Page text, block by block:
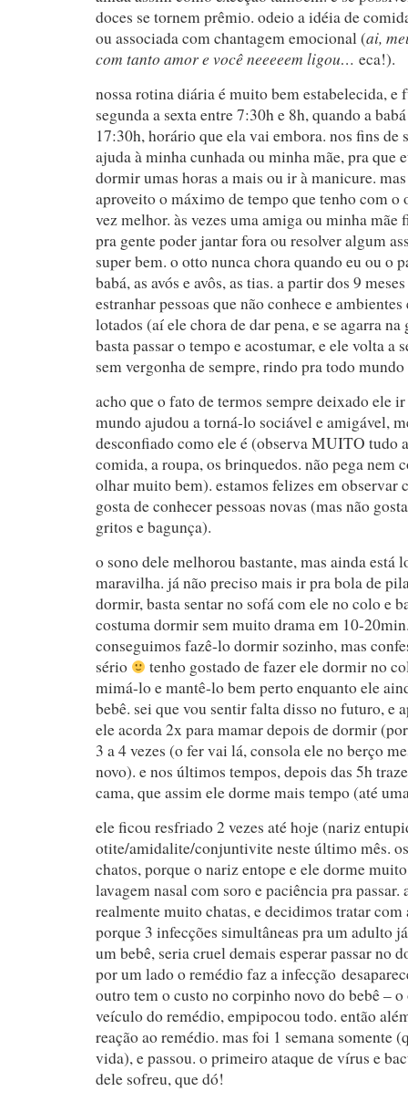
doces se tornem prêmio. odeio a idéia de
ou associada com chantagem emocional (ai,
com tanto amor e você neeeeem ligou… eca!).
nossa rotina diária é muito bem estabelecida, e
segunda a sexta entre 7:30h e 8h, quando a
17:30h, horário que ela vai embora. nos fins de
ajuda à minha cunhada ou minha mãe, pra que
dormir umas horas a mais ou ir à manicure.
aproveito o máximo de tempo que tenho com o
vez melhor. às vezes uma amiga ou minha mãe
pra gente poder jantar fora ou resolver algum
super bem. o otto nunca chora quando eu ou o
babá, as avós e avôs, as tias. a partir dos 9
estranhar pessoas que não conhece e
lotados (aí ele chora de dar pena, e se agarra
basta passar o tempo e acostumar, e ele volta a
sem vergonha de sempre, rindo pra todo
acho que o fato de termos sempre deixado ele
mundo ajudou a torná-lo sociável e amigável,
desconfiado como ele é (observa MUITO tudo
comida, a roupa, os brinquedos. não pega nem
olhar muito bem). estamos felizes em observar
gosta de conhecer pessoas novas (mas não
gritos e bagunça).
o sono dele melhorou bastante, mas ainda está
maravilha. já não preciso mais ir pra bola de
dormir, basta sentar no sofá com ele no colo e
costuma dormir sem muito drama em 10-
conseguimos fazê-lo dormir sozinho, mas
sério
tenho gostado de fazer ele dormir no
mimá-lo e mantê-lo bem perto enquanto ele
bebê. sei que vou sentir falta disso no futuro, e
ele acorda 2x para mamar depois de dormir
3 a 4 vezes (o fer vai lá, consola ele no berço
novo). e nos últimos tempos, depois das 5h
cama, que assim ele dorme mais tempo (até
ele ficou resfriado 2 vezes até hoje (nariz
otite/amidalite/conjuntivite neste último mês.
chatos, porque o nariz entope e ele dorme
lavagem nasal com soro e paciência pra passar.
realmente muito chatas, e decidimos tratar
porque 3 infecções simultâneas pra um adulto
um bebê, seria cruel demais esperar passar no
por um lado o remédio faz a infecção
outro tem o custo no corpinho novo do bebê –
veículo do remédio, empipocou todo. então
reação ao remédio. mas foi 1 semana somente
vida), e passou. o primeiro ataque de vírus e
dele sofreu, que dó!